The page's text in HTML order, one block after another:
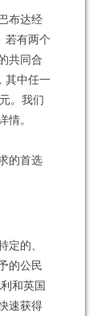
布达经
若有两个
共同合
其中任一
。我们
情。
的首选
的、
的公民
和英国
速获得